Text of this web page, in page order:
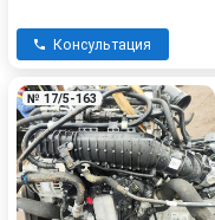
Консультация
№ 17/5-163